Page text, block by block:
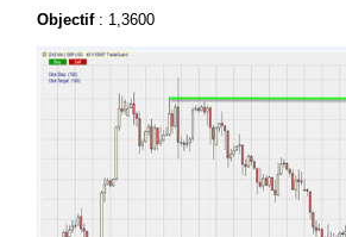
Objectif: 1,3600